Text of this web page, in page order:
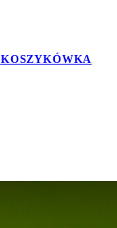
KOSZYKÓWKA